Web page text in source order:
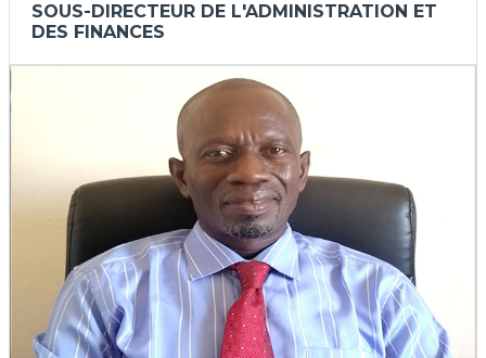
SOUS-DIRECTEUR DE L'ADMINISTRATION ET
DES FINANCES